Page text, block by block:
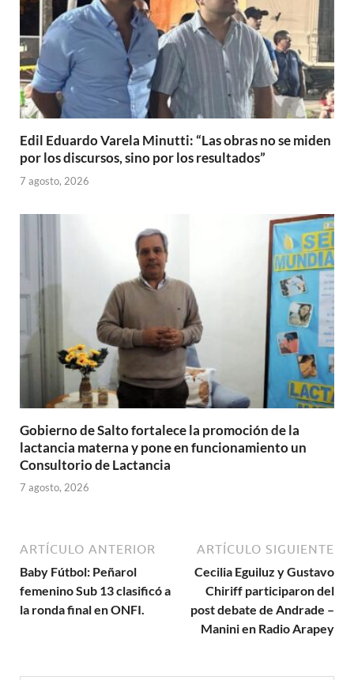
Edil Eduardo Varela Minutti: “Las obras no se miden
por los discursos, sino por los resultados”
7 agosto, 2026
Gobierno de Salto fortalece la promoción de la
lactancia materna y pone en funcionamiento un
Consultorio de Lactancia
7 agosto, 2026
ARTÍCULO ANTERIOR
Baby Fútbol: Peñarol
femenino Sub 13 clasificó a
la ronda final en ONFI.
ARTÍCULO SIGUIENTE
Cecilia Eguiluz y Gustavo
Chiriff participaron del
post debate de Andrade –
Manini en Radio Arapey